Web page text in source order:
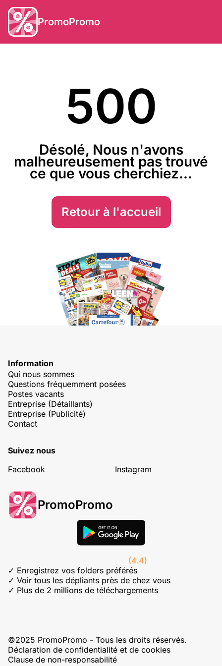
PromoPromo
500
Désolé, Nous n'avons
malheureusement pas trouvé
ce que vous cherchiez...
Retour à l'accueil
Information
Qui nous sommes
Questions fréquemment posées
Postes vacants
Entreprise (Détaillants)
Entreprise (Publicité)
Contact
Suivez nous
Facebook
Instagram
PromoPromo
(4.4)
✓ Enregistrez vos folders préférés
✓ Voir tous les dépliants près de chez vous
✓ Plus de 2 millions de téléchargements
©2025 PromoPromo - Tous les droits réservés.
Déclaration de confidentialité et de cookies
Clause de non-responsabilité